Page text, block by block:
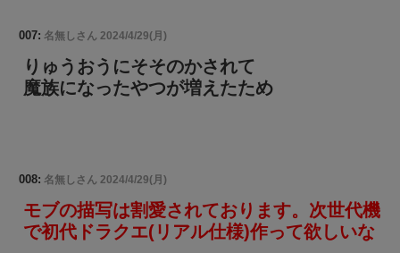
007: 名無しさん 2024/4/29(月)
りゅうおうにそそのかされて
魔族になったやつが増えたため
008: 名無しさん 2024/4/29(月)
モブの描写は割愛されております。次世代機
で初代ドラクエ(リアル仕様)作って欲しいな